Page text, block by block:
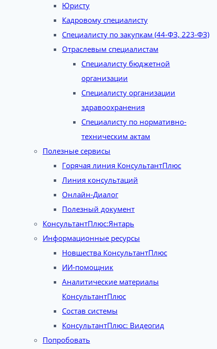
Юристу
Кадровому специалисту
Специалисту по закупкам (44-ФЗ, 223-ФЗ)
Отраслевым специалистам
Специалисту бюджетной
организации
Специалисту организации
здравоохранения
Специалисту по нормативно-
техническим актам
Полезные сервисы
Горячая линия КонсультантПлюс
Линия консультаций
Онлайн-Диалог
Полезный документ
КонсультантПлюс:Янтарь
Информационные ресурсы
Новшества КонсультантПлюс
ИИ-помощник
Аналитические материалы
КонсультантПлюс
Состав системы
КонсультантПлюс: Видеогид
Попробовать